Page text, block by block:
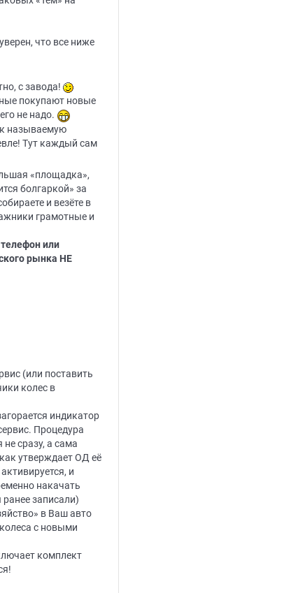
что все ниже
с завода!
покупают новые
не надо.
называемую
Тут каждый сам
«площадка»,
болгаркой» за
и везёте в
грамотные и
или
рынка НЕ
(или поставить
колес в
индикатор
Процедура
сразу, а сама
утверждает ОД её
и
накачать
записали)
в Ваш авто
с новыми
комплект